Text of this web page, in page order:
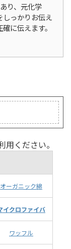
り、元化学
っかりお伝え
に伝えます。
ください。
オーガニック綿
イクロファイバ
ワッフル